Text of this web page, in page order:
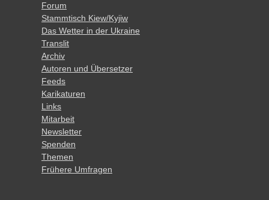
Forum
Stammtisch Kiew/Kyjiw
Das Wetter in der Ukraine
Translit
Archiv
Autoren und Übersetzer
Feeds
Karikaturen
Links
Mitarbeit
Newsletter
Spenden
Themen
Frühere Umfragen